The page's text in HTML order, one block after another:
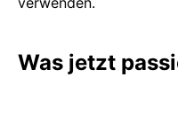
Was jetzt